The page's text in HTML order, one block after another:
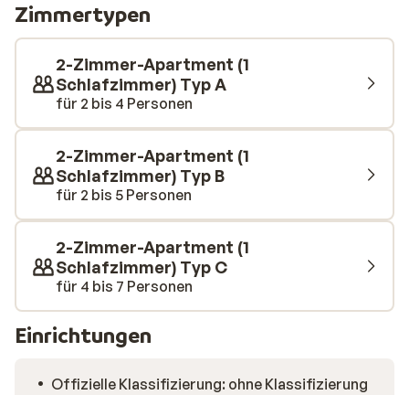
darunter eine Mikrowelle, ein Geschirrspüler, ein
Senseo und eine Küchenzeile sowie ein Balkon, auf dem
Sie die Wintersonne genießen können. Wenn Sie nicht
auf der Piste sind, können Sie die Wellness-
Einrichtungen nutzen, zu denen auch eine Sauna
gehört, um Ihre müden Muskeln zu entspannen. Les
Deux Frères (Hotelbar/Restaurant) ist bei den Gästen
sehr beliebt, die sich gerne bei einem kalten Bier und
einer warmen Mahlzeit entspannen, während die Sonne
hinter den Gipfeln untergeht.
Zimmertypen
2-Zimmer-Apartment (1
Schlafzimmer) Typ A
für 2 bis 4 Personen
2-Zimmer-Apartment (1
Schlafzimmer) Typ B
für 2 bis 5 Personen
2-Zimmer-Apartment (1
Schlafzimmer) Typ C
für 4 bis 7 Personen
Einrichtungen
Offizielle Klassifizierung: ohne Klassifizierung